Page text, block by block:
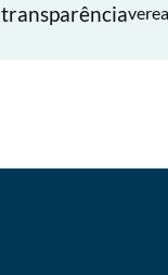
transparência